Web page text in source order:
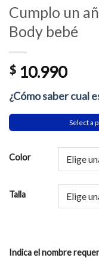
Cumplo un
Body bebé
$ 10.990
¿Cómo saber cual
Select a
Color
Talla
Indica el nombre